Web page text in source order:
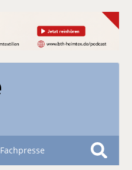
Fachpresse
S